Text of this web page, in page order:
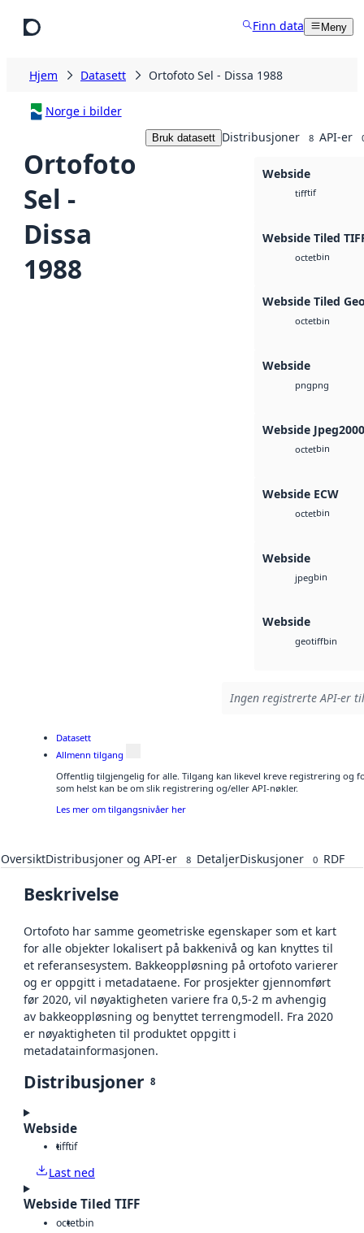
Finn data Meny
Hjem Datasett Ortofoto Sel - Dissa 1988
Norge i bilder
Ortofoto
Sel -
Dissa
1988
Bruk datasett Distribusjoner 8 API-er
Webside
tifftif
Webside Tiled
octetbin
Webside Tiled
octetbin
Webside
pngpng
Webside Jpeg2000
octetbin
Webside ECW
octetbin
Webside
jpegbin
Webside
geotiffbin
Ingen registrerte API-er
Datasett
Allmenn tilgang
Offentlig tilgjengelig for alle. Tilgang kan likevel kreve registrering og
som helst kan be om slik registrering og/eller API-nøkler.
Les mer om tilgangsnivåer her
OversiktDistribusjoner og API-er 8 DetaljerDiskusjoner 0 RDF
Beskrivelse
Ortofoto har samme geometriske egenskaper som et kart
for alle objekter lokalisert på bakkenivå og kan knyttes til
et referansesystem. Bakkeoppløsning på ortofoto varierer
og er oppgitt i metadataene. For prosjekter gjennomført
før 2020, vil nøyaktigheten variere fra 0,5-2 m avhengig
av bakkeoppløsning og benyttet terrengmodell. Fra 2020
er nøyaktigheten til produktet oppgitt i
metadatainformasjonen.
Distribusjoner 8
Webside
tifftif
Last ned
Webside Tiled TIFF
octetbin